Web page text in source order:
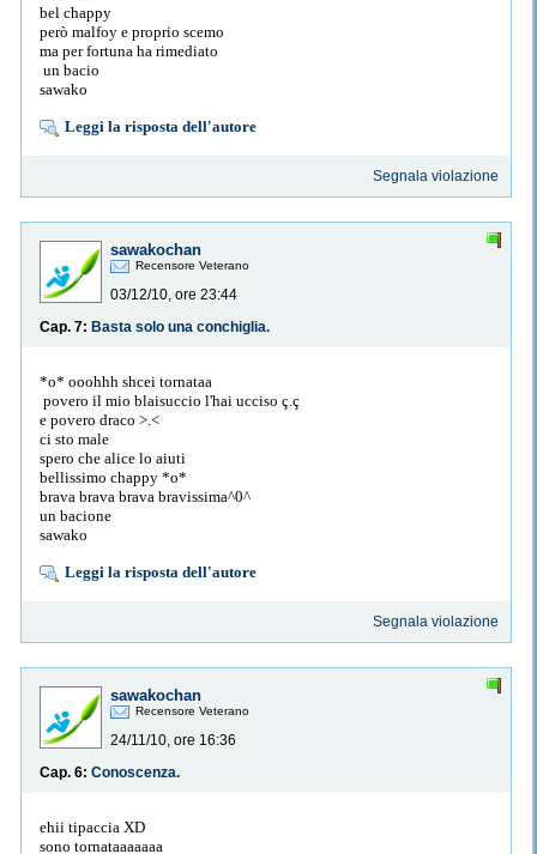
bel chappy
però malfoy e proprio scemo
ma per fortuna ha rimediato
un bacio
sawako
Leggi la risposta dell'autore
Segnala violazione
sawakochan
Recensore Veterano
03/12/10, ore 23:44
Cap. 7: Basta solo una conchiglia.
*o* ooohhh shcei tornataa
povero il mio blaisuccio l'hai ucciso ç.ç
e povero draco >.<
ci sto male
spero che alice lo aiuti
bellissimo chappy *o*
brava brava brava bravissima^0^
un bacione
sawako
Leggi la risposta dell'autore
Segnala violazione
sawakochan
Recensore Veterano
24/11/10, ore 16:36
Cap. 6: Conoscenza.
ehii tipaccia XD
sono tornataaaaaaa